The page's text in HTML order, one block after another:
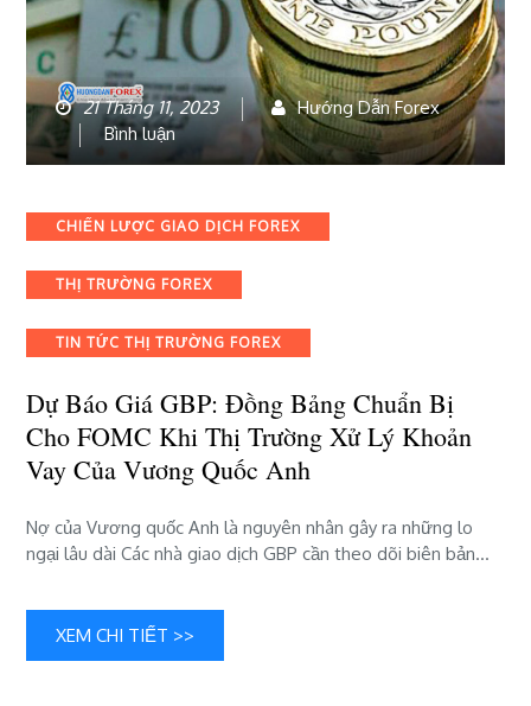
21 Tháng 11, 2023
Hướng Dẫn Forex
Bình luậnbài
viết
báo
giá
đồng
chuẩn
cho
FOMC
khi
thị
xử
lý
của
Categories
CHIẾN LƯỢC GIAO DỊCH FOREX
THỊ TRƯỜNG FOREX
TIN TỨC THỊ TRƯỜNG FOREX
Dự Báo Giá GBP: Đồng Bảng Chuẩn Bị
Cho FOMC Khi Thị Trường Xử Lý Khoản
Vay Của Vương Quốc Anh
Nợ của Vương quốc Anh là nguyên nhân gây ra những lo
ngại lâu dài Các nhà giao dịch GBP cần theo dõi biên bản…
XEM CHI TIẾT >>